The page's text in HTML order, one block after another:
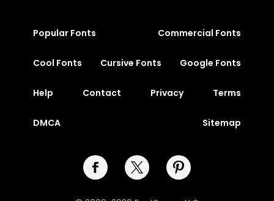
Popular Fonts Commercial Fonts
Cool Fonts Cursive Fonts Google Fonts
Help Contact Privacy Terms
DMCA Sitemap